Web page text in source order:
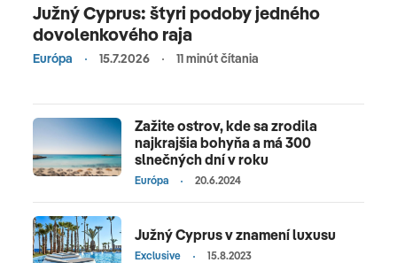
Južný Cyprus: štyri podoby jedného
dovolenkového raja
Európa 15.7.2026 11 minút čítania
Zažite ostrov, kde sa zrodila
najkrajšia bohyňa a má 300
slnečných dní v roku
Európa 20.6.2024
Južný Cyprus v znamení luxusu
Exclusive 15.8.2023